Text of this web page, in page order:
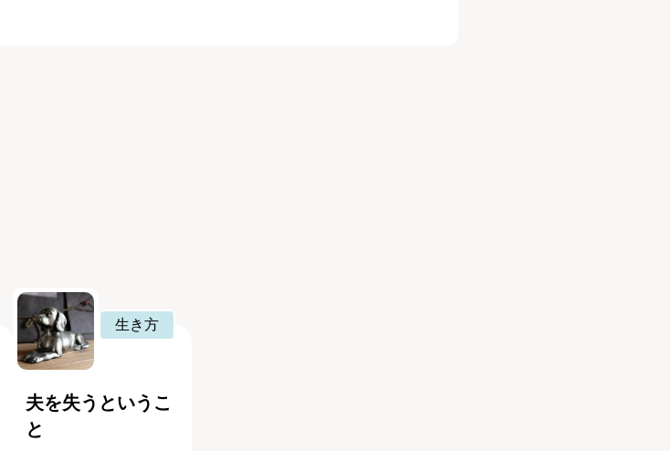
生き方
夫を失うというこ
と